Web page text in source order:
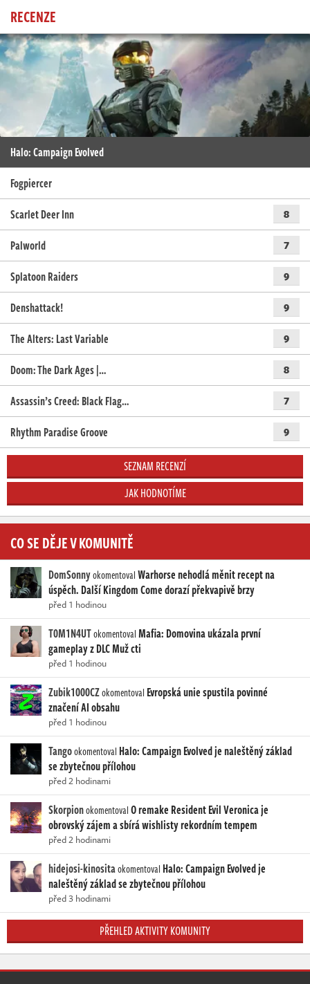
RECENZE
Halo: Campaign Evolved
Fogpiercer
Scarlet Deer Inn
8
Palworld 7
Splatoon Raiders 9
Denshattack! 9
The Alters: Last Variable 9
Doom: The Dark Ages |… 8
Assassin’s Creed: Black Flag… 7
Rhythm Paradise Groove 9
SEZNAM RECENZÍ
JAK HODNOTÍME
CO SE DĚJE V KOMUNITĚ
DomSonnyokomentovalWarhorse nehodlá měnit recept na
úspěch. Další Kingdom Come dorazí překvapivě brzy
před 1 hodinou
T0M1N4UTokomentovalMafia: Domovina ukázala první
gameplay z DLC Muž cti
před 1 hodinou
Zubik1000CZokomentoval Evropská unie spustila povinné
značení AI obsahu
před 1 hodinou
Tangookomentoval Halo: Campaign Evolved je naleštěný základ
se zbytečnou přílohou
před 2 hodinami
SkorpionokomentovalO remake Resident Evil Veronica je
obrovský zájem a sbírá wishlisty rekordním tempem
před 2 hodinami
hidejosi-kinositaokomentoval Halo: Campaign Evolved je
naleštěný základ se zbytečnou přílohou
před 3 hodinami
PŘEHLED AKTIVITY KOMUNITY